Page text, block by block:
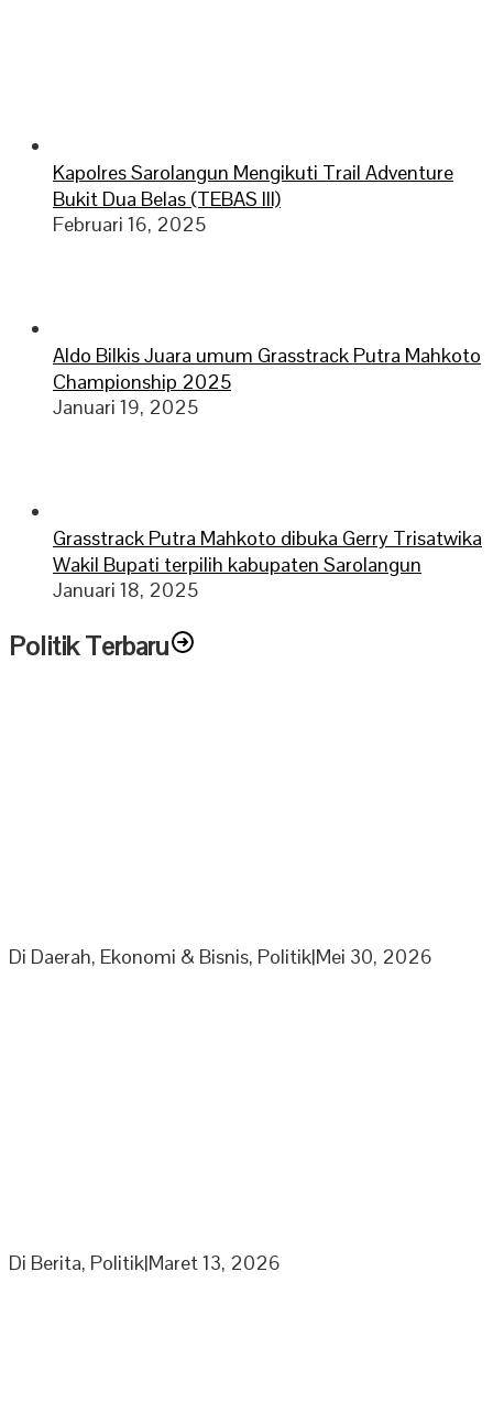
Kapolres Sarolangun Mengikuti Trail Adventure
Bukit Dua Belas (TEBAS III)
Februari 16, 2025
Aldo Bilkis Juara umum Grasstrack Putra Mahkoto
Championship 2025
Januari 19, 2025
Grasstrack Putra Mahkoto dibuka Gerry Trisatwika
Wakil Bupati terpilih kabupaten Sarolangun
Januari 18, 2025
Politik Terbaru
Di Daerah, Ekonomi & Bisnis, Politik|Mei 30, 2026
Di Berita, Politik|Maret 13, 2026